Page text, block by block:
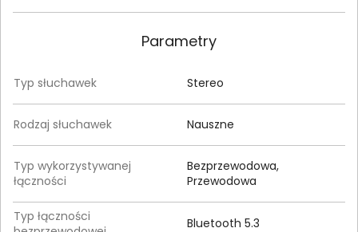
Parametry
Typ słuchawek Stereo
Rodzaj słuchawek Nauszne
Typ wykorzystywanej
łączności
Bezprzewodowa,
Przewodowa
Typ łączności
Bluetooth 5.3